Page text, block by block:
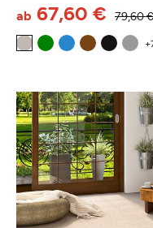
79,60 €
ab 67,60 €